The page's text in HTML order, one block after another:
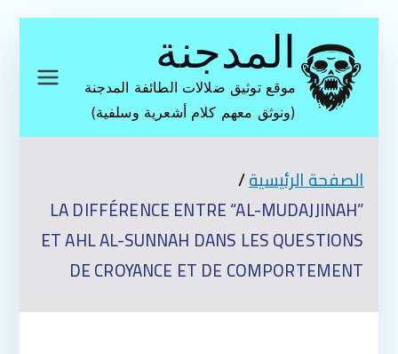
المحتوى
المدجنة
موقع توثيق ضلالات الطائفة المدجنة
(ونوثق معهم كلام أشعرية وسلفية)
الصفحة الرئيسية
LA DIFFÉRENCE ENTRE “AL-MUDAJJINAH”
ET AHL AL-SUNNAH DANS LES QUESTIONS
DE CROYANCE ET DE COMPORTEMENT